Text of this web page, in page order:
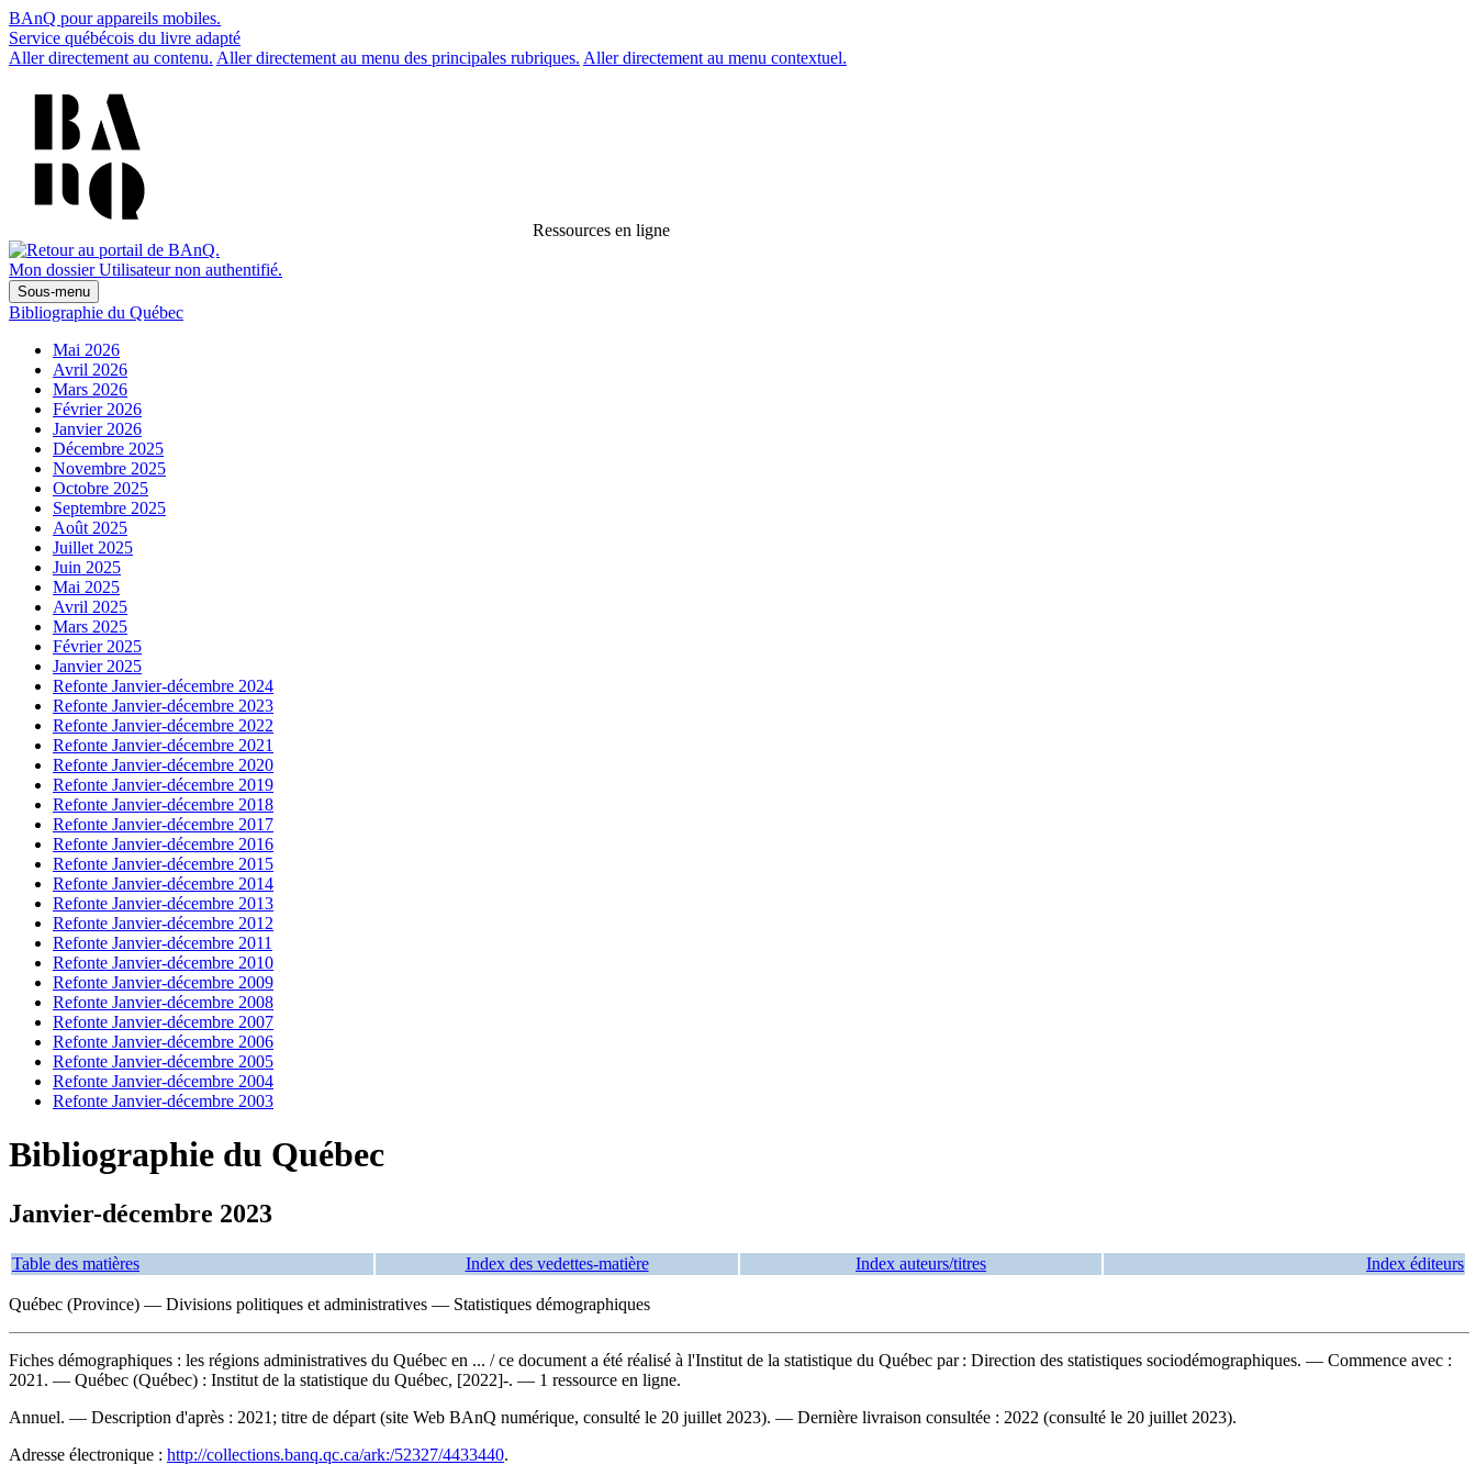
BAnQ pour appareils mobiles.
Service québécois du livre adapté
Aller directement au contenu. Aller directement au menu des principales rubriques. Aller directement au menu contextuel.
Ressources en ligne
Mon dossier Utilisateur non authentifié.
Sous-menu
Bibliographie du Québec
Mai 2026
Avril 2026
Mars 2026
Février 2026
Janvier 2026
Décembre 2025
Novembre 2025
Octobre 2025
Septembre 2025
Août 2025
Juillet 2025
Juin 2025
Mai 2025
Avril 2025
Mars 2025
Février 2025
Janvier 2025
Refonte Janvier-décembre 2024
Refonte Janvier-décembre 2023
Refonte Janvier-décembre 2022
Refonte Janvier-décembre 2021
Refonte Janvier-décembre 2020
Refonte Janvier-décembre 2019
Refonte Janvier-décembre 2018
Refonte Janvier-décembre 2017
Refonte Janvier-décembre 2016
Refonte Janvier-décembre 2015
Refonte Janvier-décembre 2014
Refonte Janvier-décembre 2013
Refonte Janvier-décembre 2012
Refonte Janvier-décembre 2011
Refonte Janvier-décembre 2010
Refonte Janvier-décembre 2009
Refonte Janvier-décembre 2008
Refonte Janvier-décembre 2007
Refonte Janvier-décembre 2006
Refonte Janvier-décembre 2005
Refonte Janvier-décembre 2004
Refonte Janvier-décembre 2003
Bibliographie du Québec
Janvier-décembre 2023
Table des matières Index des vedettes-matière Index auteurs/titres Index éditeurs
Québec (Province) — Divisions politiques et administratives — Statistiques démographiques
Fiches démographiques : les régions administratives du Québec en ... / ce document a été réalisé à l'Institut de la statistique du Québec par : Direction des statistiques sociodémographiques. — Commence avec :
2021. — Québec (Québec) : Institut de la statistique du Québec, [2022]-. — 1 ressource en ligne.
Annuel. — Description d'après : 2021; titre de départ (site Web BAnQ numérique, consulté le 20 juillet 2023). — Dernière livraison consultée : 2022 (consulté le 20 juillet 2023).
Adresse électronique : http://collections.banq.qc.ca/ark:/52327/4433440.